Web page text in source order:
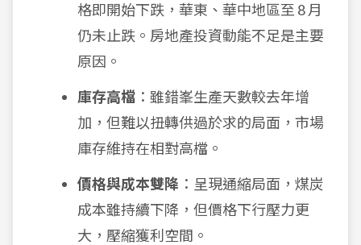
格即開始下跌，華東、華中地區至 8 月
仍未止跌。房地產投資動能不足是主要
原因。
庫存高檔 ：雖錯峯生產天數較去年增
加，但難以扭轉供過於求的局面，市場
庫存維持在相對高檔。
價格與成本雙降 ：呈現通縮局面，煤炭
成本雖持續下降，但價格下行壓力更
大，壓縮獲利空間。